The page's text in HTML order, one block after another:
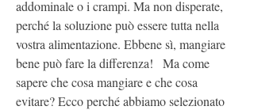
addominale o i crampi. Ma non disperate,
perché la soluzione può essere tutta nella
vostra alimentazione. Ebbene sì, mangiare
bene può fare la differenza!   Ma come
sapere che cosa mangiare e che cosa
evitare? Ecco perché abbiamo selezionato